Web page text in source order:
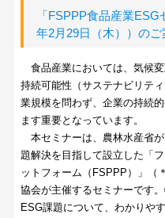
「FSPPP食品産業
年2月29日（木））のご
食品産業においては、気候
持続可能性（サステナビリテ
業規模を問わず、企業の持続
ます重要となっています。
本セミナーは、農林水産省
題解決を目指して設立した「
ットフォーム（FSPPP）」（
協会が主催するセミナーです
ESG課題について、わかりや